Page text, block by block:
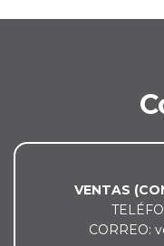
VENTAS
CORREO: